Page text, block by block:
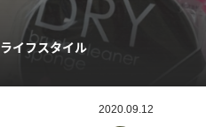
ライフスタイル
2020.09.12